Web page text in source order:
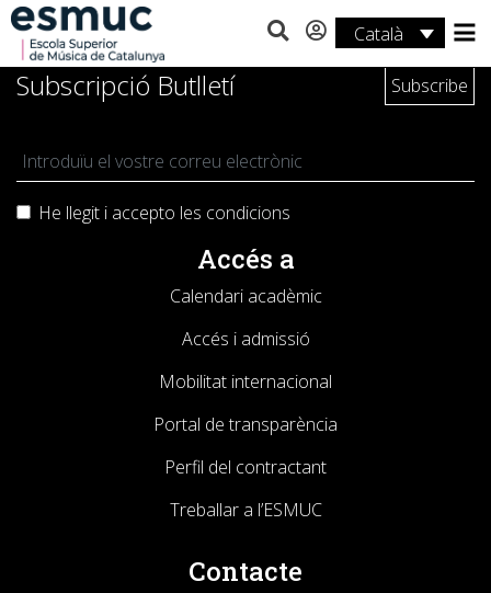
Català
Estudis
Serveis
Activitats
Subscripció Butlletí
He llegit i accepto les condicions
Accés a
Calendari acadèmic
Accés i admissió
Mobilitat internacional
Portal de transparència
Perfil del contractant
Treballar a l’ESMUC
Contacte